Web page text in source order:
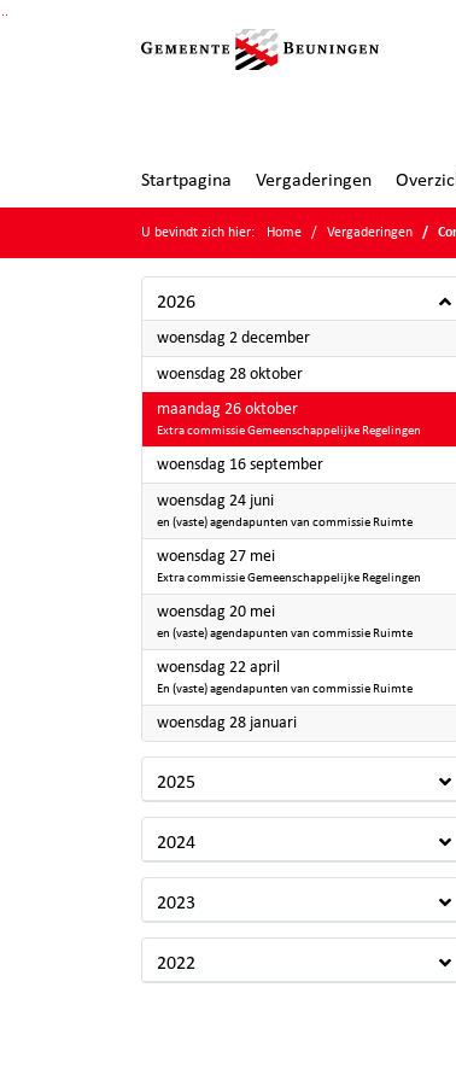
Ga naar de inhoud van deze pagina
Startpagina Vergaderingen
U bevindt zich hier: Home Vergaderingen
2026
woensdag 2 december2026
woensdag 28 oktober2026
maandag 26 oktober2026
Extra commissie Gemeenschappelijke Regelingen
woensdag 16 september2026
woensdag 24 juni2026
en (vaste) agendapunten van commissie Ruimte
woensdag 27 mei2026
Extra commissie Gemeenschappelijke Regelingen
woensdag 20 mei2026
en (vaste) agendapunten van commissie Ruimte
woensdag 22 april
En (vaste) agendapunten van commissie Ruimte
woensdag 28 januari2026
2025
2024
2023
2022